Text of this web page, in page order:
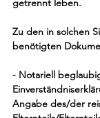
getrennt leben.
Zu den in solchen
benötigten
- Notariell
Angabe des/der